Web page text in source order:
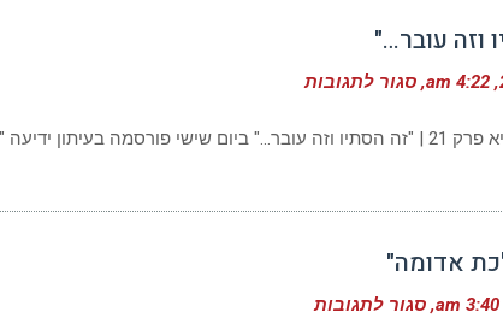
4:22 am סגור לתגובות
|
עובר…"
"אם היית עסוק מידי
3:40 am סגור לתגובות